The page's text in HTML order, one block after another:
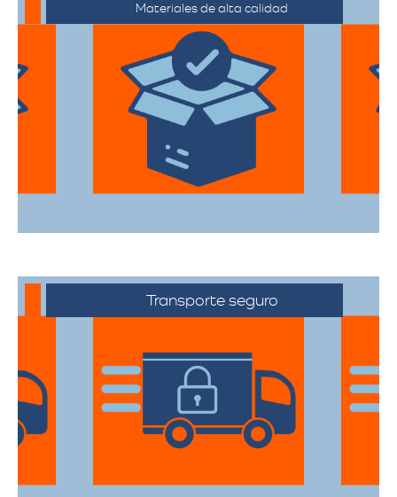
Materiales de alta calidad
Utilizan materiales de embalaje de
primera categoría para garantizar que
todas sus pertenencias estén protegidas
durante el traslado.
Transporte seguro
Los vehículos están equipados con
tecnología avanzada para asegurar que
cada artículo llegue en perfecto estado a
su destino.